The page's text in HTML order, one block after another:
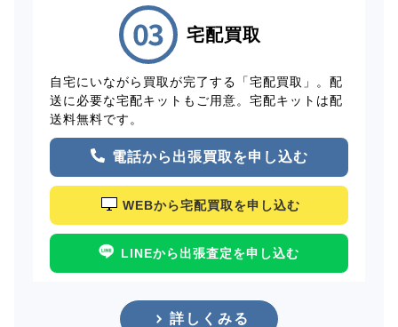
宅配買取
自宅にいながら買取が完了する「宅配買取」。配
送に必要な宅配キットもご用意。宅配キットは配
送料無料です。
電話から出張買取を申し込む
WEBから宅配買取を申し込む
LINEから出張査定を申し込む
詳しくみる